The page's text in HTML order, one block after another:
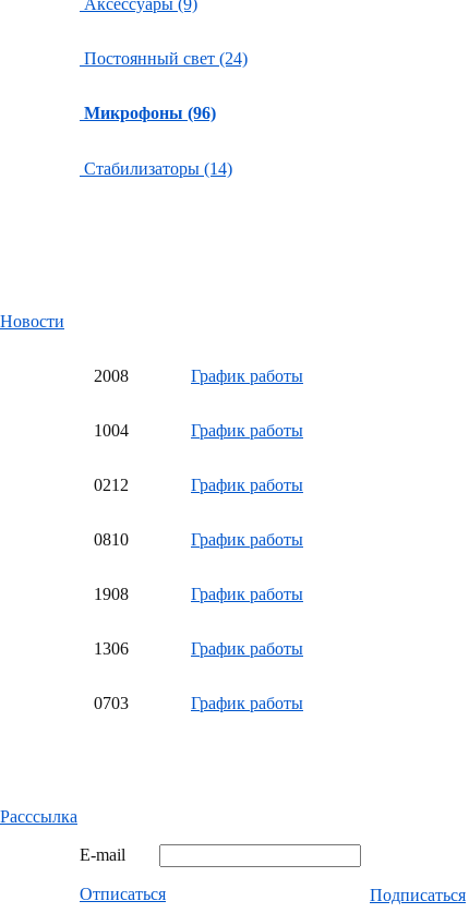
Аксессуары (9)
Постоянный свет (24)
Микрофоны (96)
Стабилизаторы (14)
Новости
2008 График работы
1004 График работы
0212 График работы
0810 График работы
1908 График работы
1306 График работы
0703 График работы
Расссылка
E-mail
Отписаться Подписаться